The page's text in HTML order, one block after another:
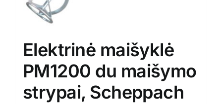
Elektrinė maišyklė
PM1200 du maišymo
strypai, Scheppach